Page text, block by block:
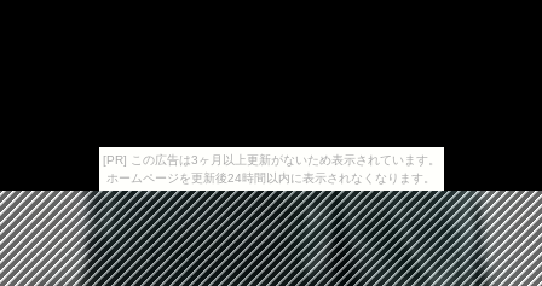
[PR] この広告は3ヶ月以上更新がないため表示されています。
ホームページを更新後24時間以内に表示されなくなります。